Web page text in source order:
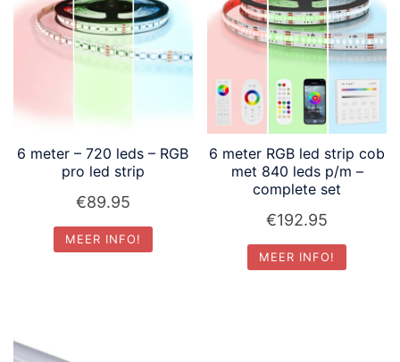
6 meter – 720 leds – RGB
pro led strip
€89.95
MEER INFO!
6 meter RGB led strip cob
met 840 leds p/m –
complete set
€192.95
MEER INFO!